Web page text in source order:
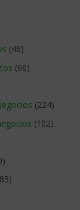
(46)
(66)
(224)
(102)